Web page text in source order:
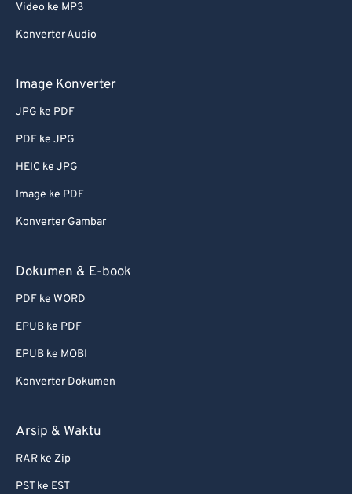
Video ke MP3
Konverter Audio
Image Konverter
JPG ke PDF
PDF ke JPG
HEIC ke JPG
Image ke PDF
Konverter Gambar
Dokumen & E-book
PDF ke WORD
EPUB ke PDF
EPUB ke MOBI
Konverter Dokumen
Arsip & Waktu
RAR ke Zip
PST ke EST